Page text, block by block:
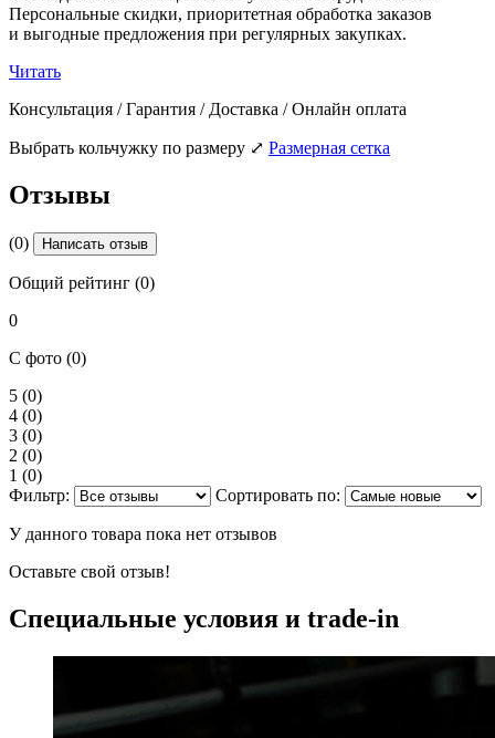
Персональные скидки, приоритетная обработка заказов
и выгодные предложения при регулярных закупках.
Читать
Консультация / Гарантия / Доставка / Онлайн оплата
Выбрать кольчужку по размеру ⤢ Размерная сетка
Отзывы
(0) Написать отзыв
Общий рейтинг (0)
0
С фото (0)
5 (0)
4 (0)
3 (0)
2 (0)
1 (0)
Фильтр:
Сортировать по:
У данного товара пока нет отзывов
Оставьте свой отзыв!
Специальные условия и trade-in